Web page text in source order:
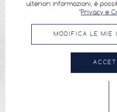
ulteriori informazioni, è
"Privacy e
MODIFICA LE MIE